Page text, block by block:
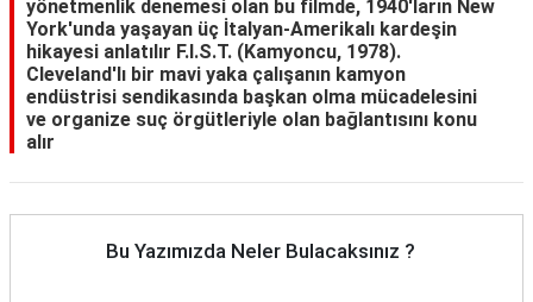
yönetmenlik denemesi olan bu filmde, 1940'ların New
York'unda yaşayan üç İtalyan-Amerikalı kardeşin
hikayesi anlatılır F.I.S.T. (Kamyoncu, 1978).
Cleveland'lı bir mavi yaka çalışanın kamyon
endüstrisi sendikasında başkan olma mücadelesini
ve organize suç örgütleriyle olan bağlantısını konu
alır
Bu Yazımızda Neler Bulacaksınız ?